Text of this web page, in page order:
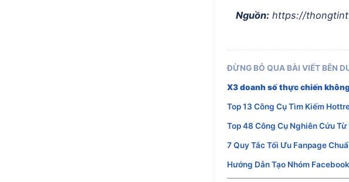
Nguồn: https://
ĐỪNG BỎ QUA BÀI VIẾT BÊN
X3 doanh số thực chiến
Top 13 Công Cụ Tìm Kiếm
Top 48 Công Cụ Nghiên Cứu Từ
7 Quy Tắc Tối Ưu Fanpage
Hướng Dẫn Tạo Nhóm